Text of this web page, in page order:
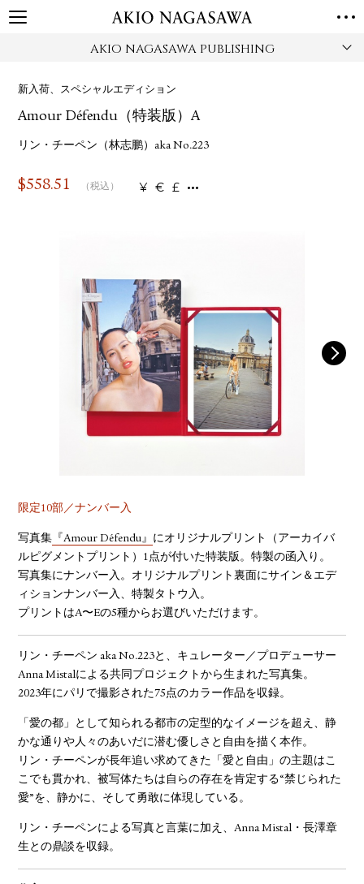
AKIO NAGASAWA PUBLISHING
新入荷、スペシャルエディション
Amour Défendu（特装版）A
リン・チーペン（林志鹏）aka No.223
$558.51 （税込） ¥ € £
限定10部／ナンバー入
写真集 『Amour Défendu』 にオリジナルプリント（アーカイバ
ルピグメントプリント）1点が付いた特装版。特製の函入り。
写真集にナンバー入。オリジナルプリント裏面にサイン＆エデ
ィションナンバー入、特製タトウ入。
プリントはA〜Eの5種からお選びいただけます。
リン・チーペン aka No.223と、キュレーター／プロデューサー
Anna Mistalによる共同プロジェクトから生まれた写真集。
2023年にパリで撮影された75点のカラー作品を収録。
「愛の都」として知られる都市の定型的なイメージを超え、静
かな通りや人々のあいだに潜む優しさと自由を描く本作。
リン・チーペンが長年追い求めてきた「愛と自由」の主題はこ
こでも貫かれ、被写体たちは自らの存在を肯定する“禁じられた
愛”を、静かに、そして勇敢に体現している。
リン・チーペンによる写真と言葉に加え、Anna Mistal・長澤章
生との鼎談を収録。
TOP
ONLINE
PUBLISHING
PRIVACY POLICY
INSTAGRAM
GALLERY
PUBLISHING
TWITTER
FACEBOOK
YOUTUBE